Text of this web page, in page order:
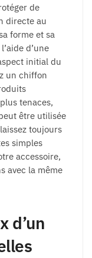
de
directe au
forme et sa
d’une
initial du
un chiffon
tenaces,
être utilisée
toujours
simples
accessoire,
avec la même
d’un